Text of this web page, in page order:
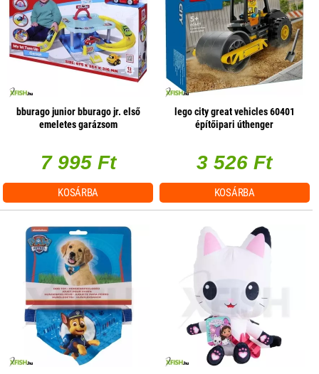
bburago junior bburago jr. első
emeletes garázsom
7 995 Ft
KOSÁRBA
lego city great vehicles 60401
építőipari úthenger
3 526 Ft
KOSÁRBA